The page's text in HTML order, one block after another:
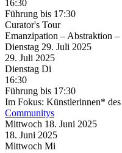
16:30
Führung bis 17:30
Curator's Tour
Emanzipation – Abstraktion –
Dienstag 29. Juli 2025
29. Juli 2025
Dienstag Di
16:30
Führung bis 17:30
Im Fokus: Künstlerinnen*
Communitys
Mittwoch 18. Juni 2025
18. Juni 2025
Mittwoch Mi